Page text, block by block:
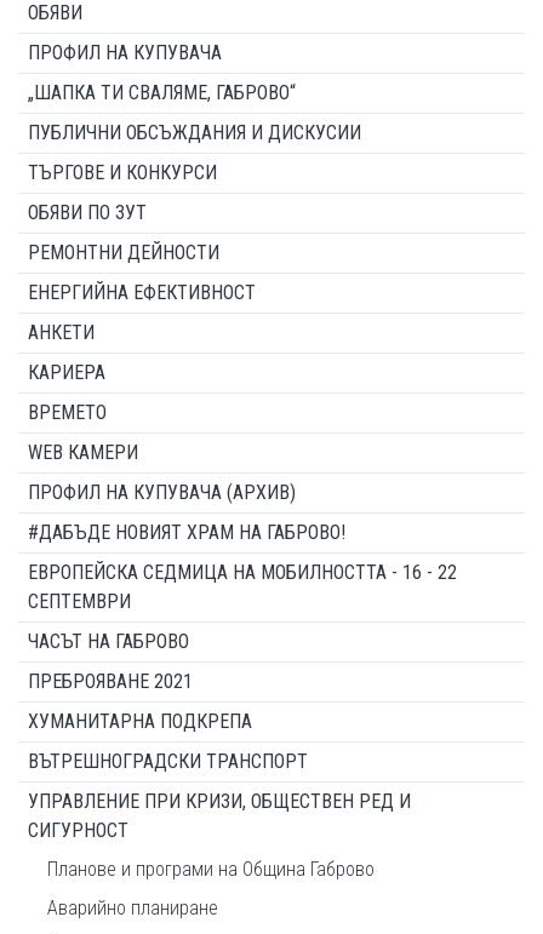
ОБЯВИ
ПРОФИЛ НА КУПУВАЧА
„ШАПКА ТИ СВАЛЯМЕ, ГАБРОВО“
ПУБЛИЧНИ ОБСЪЖДАНИЯ И ДИСКУСИИ
ТЪРГОВЕ И КОНКУРСИ
ОБЯВИ ПО ЗУТ
РЕМОНТНИ ДЕЙНОСТИ
ЕНЕРГИЙНА ЕФЕКТИВНОСТ
АНКЕТИ
КАРИЕРА
ВРЕМЕТО
WEB КАМЕРИ
ПРОФИЛ НА КУПУВАЧА (АРХИВ)
#ДАБЪДЕ НОВИЯТ ХРАМ НА ГАБРОВО!
ЕВРОПЕЙСКА СЕДМИЦА НА МОБИЛНОСТТА - 16 - 22
СЕПТЕМВРИ
ЧАСЪТ НА ГАБРОВО
ПРЕБРОЯВАНЕ 2021
ХУМАНИТАРНА ПОДКРЕПА
ВЪТРЕШНОГРАДСКИ ТРАНСПОРТ
УПРАВЛЕНИЕ ПРИ КРИЗИ, ОБЩЕСТВЕН РЕД И
СИГУРНОСТ
Планове и програми на Община Габрово
Аварийно планиране